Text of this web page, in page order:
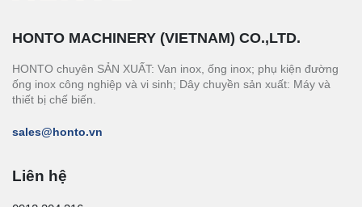
HONTO MACHINERY (VIETNAM) CO.,LTD.
HONTO chuyên SẢN XUẤT: Van inox, ống inox; phụ kiện đường
ống inox công nghiệp và vi sinh; Dây chuyền sản xuất: Máy và
thiết bị chế biến.
sales@honto.vn
Liên hệ